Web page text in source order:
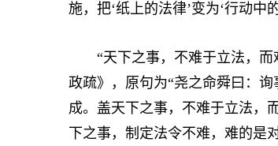
施，把‘纸上的法律’变为‘行动中
“天下之事，不难于立法，而
政疏》，原句为“尧之命舜曰：
成。盖天下之事，不难于立法，
下之事，制定法令不难，难的